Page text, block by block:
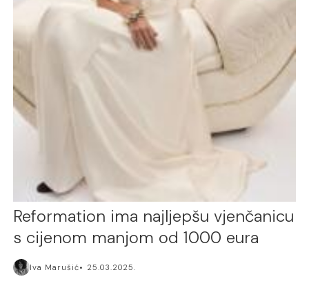
Reformation ima najljepšu vjenčanicu
s cijenom manjom od 1000 eura
Iva Marušić 25.03.2025.